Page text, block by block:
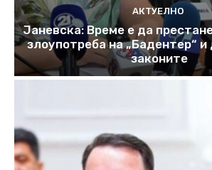
АКТУЕЛНО
Јаневска: Време е да
злоупотреба на „Бадентер“ и
законите